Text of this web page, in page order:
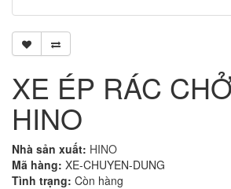
XE ÉP RÁC
HINO
Nhà sản xuất: HINO
Mã hàng: XE-CHUYEN-DUNG
Tình trạng: Còn hàng